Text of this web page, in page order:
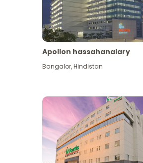
Has giňişleýin gör
Apollon hassahanalary
Bangalor,Hindistan